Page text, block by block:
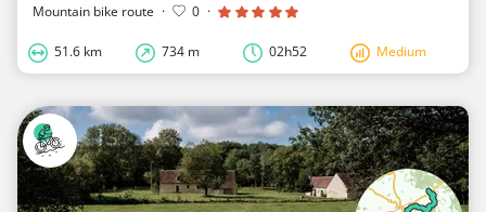
Mountain bike route · 0 ·
51.6 km 734 m 02h52 Medium